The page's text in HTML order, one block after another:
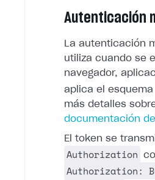
Autenticación
La autenticación
utiliza cuando se
navegador,
aplica el esquema
más detalles
documentación
El token se
Authorization
Authorization: